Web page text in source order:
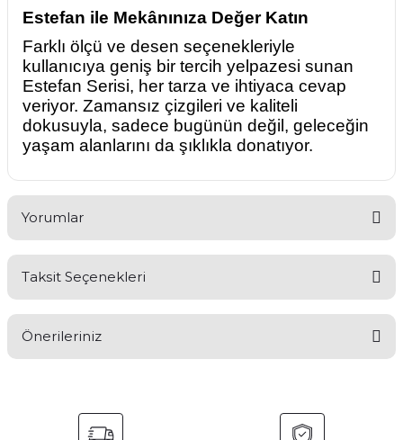
Estefan ile Mekânınıza Değer Katın
Farklı ölçü ve desen seçenekleriyle
kullanıcıya geniş bir tercih yelpazesi sunan
Estefan Serisi, her tarza ve ihtiyaca cevap
veriyor. Zamansız çizgileri ve kaliteli
dokusuyla, sadece bugünün değil, geleceğin
yaşam alanlarını da şıklıkla donatıyor.
Yorumlar
Yorum Yaz
Taksit Seçenekleri
Önerileriniz
konularda yetersiz gördüğünüz noktaları öneri formunu
kullanarak tarafımıza iletebilirsiniz.